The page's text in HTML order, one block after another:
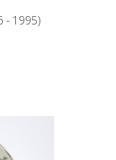
- 1995)